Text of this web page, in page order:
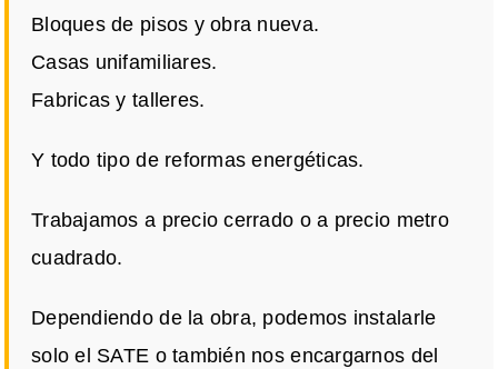
Bloques de pisos y obra nueva.
Casas unifamiliares.
Fabricas y talleres.
Y todo tipo de reformas energéticas.
Trabajamos a precio cerrado o a precio metro
cuadrado.
Dependiendo de la obra, podemos instalarle
solo el SATE o también nos encargarnos del